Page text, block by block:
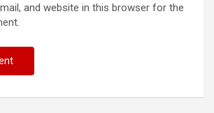
and website in this browser for the